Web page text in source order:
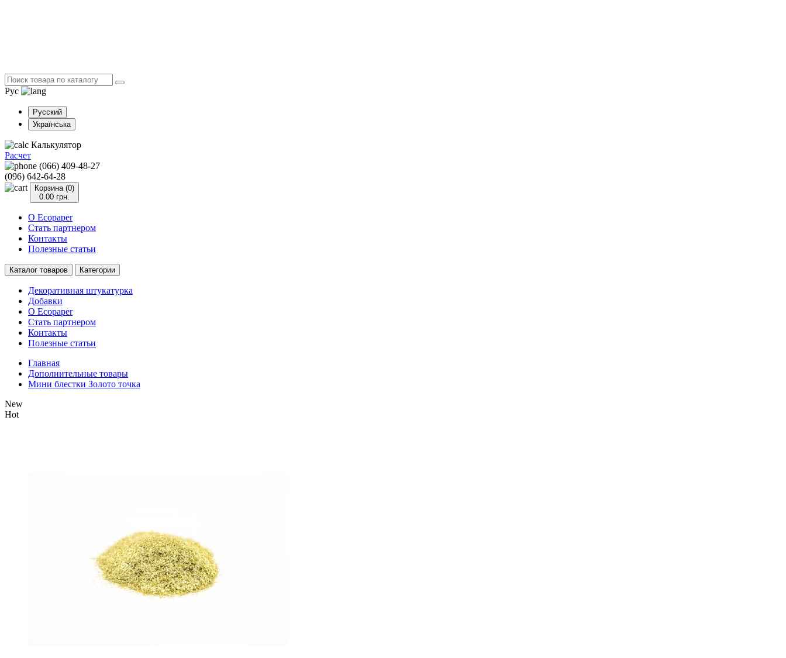
Рус
Русский
Українська
Калькулятор
Расчет
(066) 409-48-27
(096) 642-64-28
Корзина (0)
0.00 грн.
О Ecopaper
Стать партнером
Контакты
Полезные статьи
Каталог товаров Категории
Декоративная штукатурка
Добавки
О Ecopaper
Стать партнером
Контакты
Полезные статьи
Главная
Дополнительные товары
Мини блестки Золото точка
New
Hot